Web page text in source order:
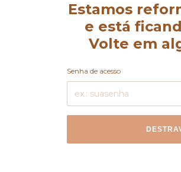
Estamos
e está
Volte em
Senha de acesso